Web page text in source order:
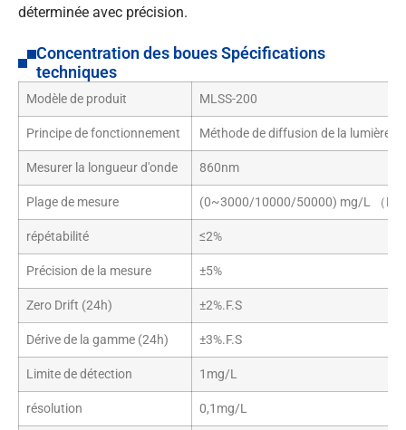
déterminée avec précision.
Concentration des boues Spécifications
techniques
Modèle de produit MLSS-200
Principe de fonctionnement Méthode de diffusion de la lumière
Mesurer la longueur d'onde 860nm
Plage de mesure (0~3000/10000/50000) mg/L （
répétabilité ≤2%
Précision de la mesure ±5%
Zero Drift (24h) ±2%.F.S
Dérive de la gamme (24h) ±3%.F.S
Limite de détection 1mg/L
résolution 0,1mg/L